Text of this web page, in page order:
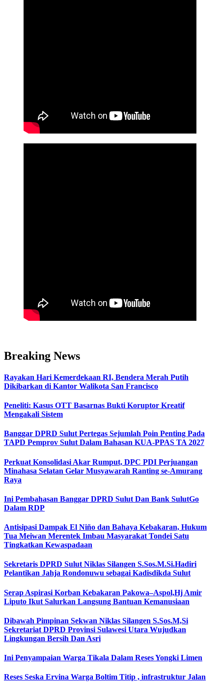
Breaking News
Rayakan Hari Kemerdekaan RI, Bendera Merah Putih
Dikibarkan di Kantor Walikota San Francisco
Peneliti: Kasus OTT Basarnas Bukti Koruptor Kreatif
Mengakali Sistem
Banggar DPRD Sulut Pertegas Sejumlah Poin Penting Pada
TAPD Pemprov Sulut Dalam Bahasan KUA-PPAS TA 2027
Perkuat Konsolidasi Akar Rumput, DPC PDI Perjuangan
Minahasa Selatan Gelar Musyawarah Ranting se-Amurang
Raya
Ini Pembahasan Banggar DPRD Sulut Dan Bank SulutGo
Dalam RDP
Antisipasi Dampak El Niño dan Bahaya Kebakaran, Hukum
Tua Meiwan Merentek Imbau Masyarakat Tondei Satu
Tingkatkan Kewaspadaan
Sekretaris DPRD Sulut Niklas Silangen S.Sos.M.Si.Hadiri
Pelantikan Jahja Rondonuwu sebagai Kadisdikda Sulut
Serap Aspirasi Korban Kebakaran Pakowa–Aspol,Hj Amir
Liputo Ikut Salurkan Langsung Bantuan Kemanusiaan
Dibawah Pimpinan Sekwan Niklas Silangen S.Sos.M,Si
Sekretariat DPRD Provinsi Sulawesi Utara Wujudkan
Lingkungan Bersih Dan Asri
Ini Penyampaian Warga Tikala Dalam Reses Yongki Limen
Reses Seska Ervina Warga Boltim Titip , infrastruktur Jalan